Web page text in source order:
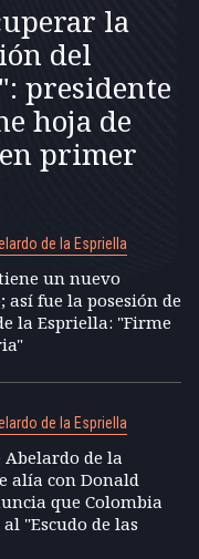
la
del
presidente
hoja de
primer
de la Espriella
un nuevo
así fue la posesión de
la Espriella: "Firme
de la Espriella
Abelardo de la
alía con Donald
que Colombia
"Escudo de las